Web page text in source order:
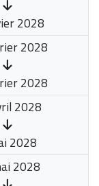
2028
2028
2028
2028
2028
2028